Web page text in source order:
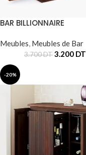
BAR BILLIONNAIRE
Meubles, Meubles de Bar
3.700DT3.200 DT
-20%